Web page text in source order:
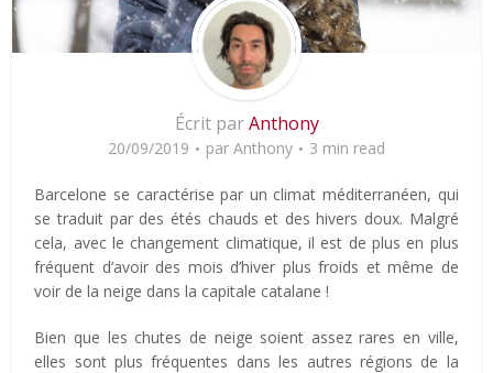
Écrit parAnthony
20/09/2019 par Anthony 3 min read
Barcelone se caractérise par un climat méditerranéen, qui
se traduit par des étés chauds et des hivers doux. Malgré
cela, avec le changement climatique, il est de plus en plus
fréquent d’avoir des mois d’hiver plus froids et même de
voir de la neige dans la capitale catalane !
Bien que les chutes de neige soient assez rares en ville,
elles sont plus fréquentes dans les autres régions de la